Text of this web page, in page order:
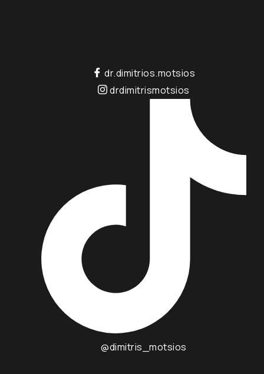
dr.dimitrios.motsios
drdimitrismotsios
@dimitris_motsios